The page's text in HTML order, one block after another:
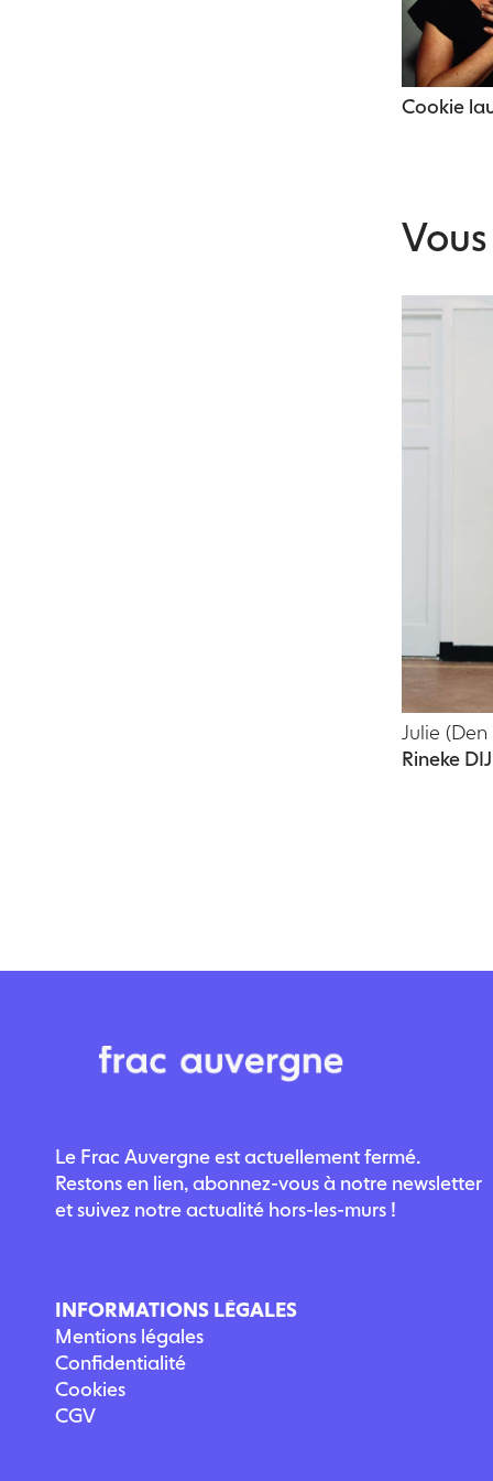
Cookie
Julie
Rineke
Le Frac Auvergne est actuellement fermé.
Restons en lien, abonnez-vous à notre newsletter
et suivez notre actualité hors-les-murs !
INFORMATIONS LÉGALES
Mentions légales
Confidentialité
Cookies
CGV